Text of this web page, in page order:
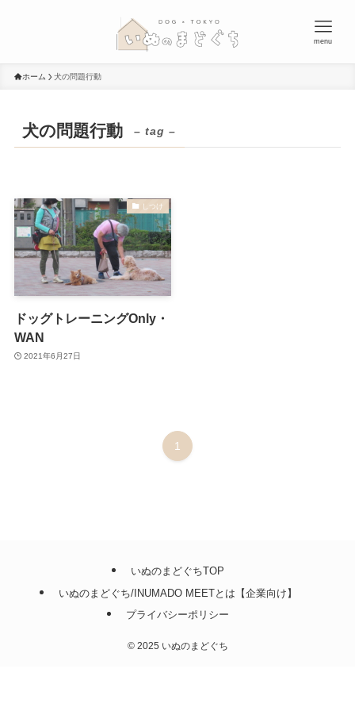
menu
ホーム 犬の問題行動
犬の問題行動 – tag –
しつけ
ドッグトレーニングOnly・
WAN
2021年6月27日
1
いぬのまどぐちTOP
いぬのまどぐち/INUMADO MEETとは【企業向け】
プライバシーポリシー
©2025 いぬのまどぐち